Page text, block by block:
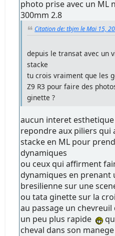
photo prise avec un ML
300mm 2.8
Citation de: tbjm le Mai 15,
depuis le transat avec un
stacke
tu crois vraiment que les
Z9 R3 pour faire des
ginette ?
aucun interet
repondre aux piliers
stacke en ML pour
dynamiques
ou ceux qui affirment
dynamiques en prenant
bresilienne sur une
ou tata ginette sur la
au passage un
un peu plus rapide
cheval dans son